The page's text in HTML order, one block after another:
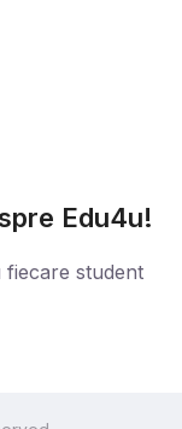
Edu4u!
student